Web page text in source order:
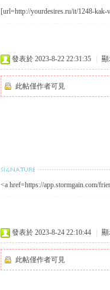
[url=http://yourdesires.ru/it/1248-
發表於 2023-8-22 22:31:35
此帖僅作者可見
<a href=https://app.stormgain.com/
發表於 2023-8-24 22:10:44
此帖僅作者可見